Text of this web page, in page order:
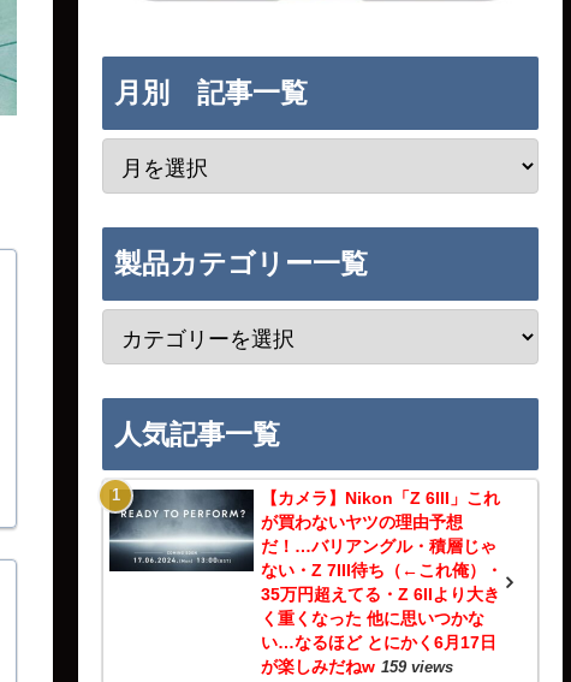
月別 記事一覧
製品カテゴリー一覧
人気記事一覧
【カメラ】Nikon「Z 6III」これ
が買わないヤツの理由予想
だ！…バリアングル・積層じゃ
ない・Z 7III待ち（←これ俺）・
35万円超えてる・Z 6IIより大き
く重くなった 他に思いつかな
い…なるほど とにかく6月17日
が楽しみだねw 159 views